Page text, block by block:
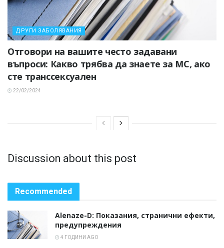
ДРУГИ ЗАБОЛЯВАНИЯ
Отговори на вашите често задавани
въпроси: Какво трябва да знаете за МС, ако
сте транссексуален
22/02/2024
Discussion about this post
Recommended
Alenaze-D: Показания, странични ефекти,
предупреждения
4 ГОДИНИ AGO